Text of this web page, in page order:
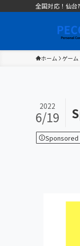
全国対応！仙
ホーム ゲーム
2022
6/19
Sponsored